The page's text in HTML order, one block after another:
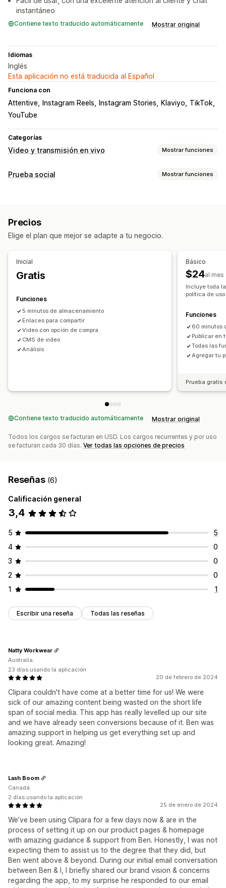
instantáneo
Contiene texto traducido automáticamente Mostrar original
Idiomas
Inglés
Esta aplicación no está traducida al Español
Funciona con
Attentive Instagram Reels Instagram Stories Klaviyo
TikTok
YouTube
Categorías
Video y transmisión en vivo Mostrar funciones
Gestión de videos
Personalización
Reproductor de video
Videos incrustados
Carruseles
Prueba social Mostrar funciones
Informes y estadísticas
Seguimiento de conversión
Precios
Elige el plan que mejor se adapte a tu negocio.
Inicial
Gratis
Funciones
5 minutos de almacenamiento
Enlaces para compartir
Video con opción de compra
CMS de video
Análisis
Básico
$24al mes
Incluye toda
política de
Funciones
60 minutos
Publicar en
Todas las
Agregar tu
Prueba gratis
Contiene texto traducido automáticamente Mostrar original
Todos los cargos se facturan en USD. Los cargos recurrentes y por uso
se facturan cada 30 días. Ver todas las opciones de precios
Reseñas (6)
Calificación general
3,4
5
5
4
0
3
0
2
0
1
1
Escribir una reseña Todas las reseñas
20 de febrero de 2024
Clipara couldn't have come at a better time for us! We were
sick of our amazing content being wasted on the short life
span of social media. This app has really levelled up our site
and we have already seen conversions because of it. Ben was
amazing support in helping us get everything set up and
looking great. Amazing!
Natty Workwear
Australia
23 días usando la aplicación
25 de enero de 2024
We’ve been using Clipara for a few days now & are in the
process of setting it up on our product pages & homepage
with amazing guidance & support from Ben. Honestly, I was not
expecting them to assist us to the degree that they did, but
Ben went above & beyond. During our initial email conversation
between Ben & I, I briefly shared our brand vision & concerns
regarding the app, to my surprise he responded to our email
Lash Boom
Canadá
2 días usando la aplicación